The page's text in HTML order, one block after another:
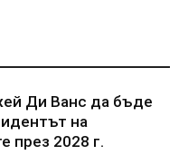
Ди Ванс да бъде
на
през 2028 г.